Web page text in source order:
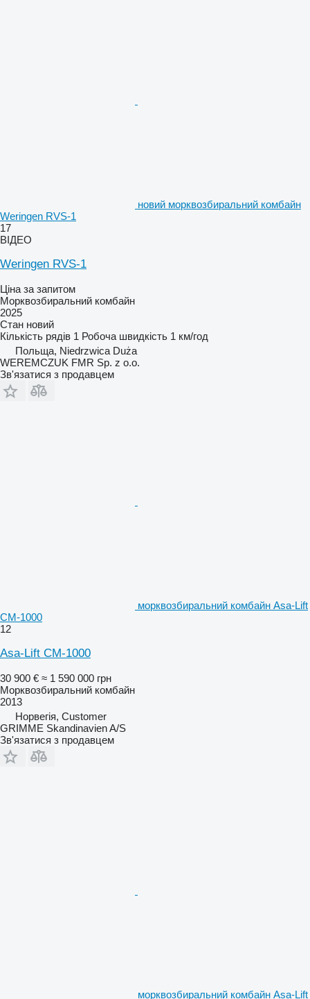
новий морквозбиральний комбайн
Weringen RVS-1
17
ВІДЕО
Weringen RVS-1
Ціна за запитом
Морквозбиральний комбайн
2025
Стан новий
Кількість рядів 1 Робоча швидкість 1 км/год
Польща, Niedrzwica Duża
WEREMCZUK FMR Sp. z o.o.
Зв'язатися з продавцем
морквозбиральний комбайн Asa-Lift
CM-1000
12
Asa-Lift CM-1000
30 900 € ≈ 1 590 000 грн
Морквозбиральний комбайн
2013
Норвегія, Customer
GRIMME Skandinavien A/S
Зв'язатися з продавцем
морквозбиральний комбайн Asa-Lift